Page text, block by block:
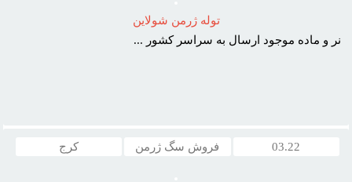
توله ژرمن شولاين
نر و ماده موجود ارسال به سراسر کشور ...
03.22 فروش سگ ژرمن کرج